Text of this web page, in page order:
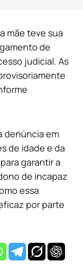
mãe teve sua
de
judicial. As
denúncia em
de idade e da
garantir a
de incapaz
essa
por parte